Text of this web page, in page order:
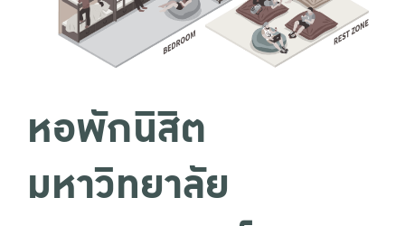
หอพักนิสิต
มหาวิทยาลัย